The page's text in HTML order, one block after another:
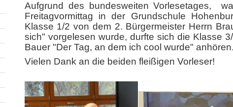
Aufgrund des bundesweiten Vorlesetages,
Freitagvormittag in der Grundschule
Klasse 1/2 von dem 2. Bürgermeister Herrn
sich" vorgelesen wurde, durfte sich die Klasse
Bauer "Der Tag, an dem ich cool wurde" anhören.
Vielen Dank an die beiden fleißigen Vorleser!